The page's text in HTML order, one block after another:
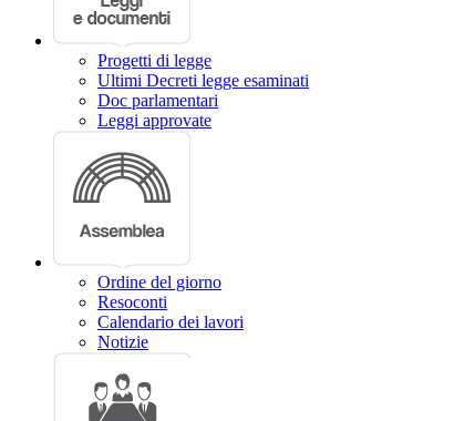
Progetti di legge
Ultimi Decreti legge esaminati
Doc parlamentari
Leggi approvate
Ordine del giorno
Resoconti
Calendario dei lavori
Notizie